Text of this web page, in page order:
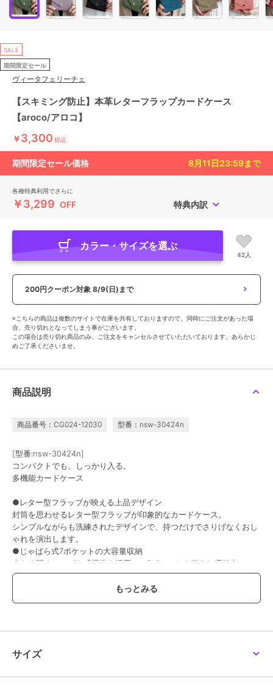
SALE
期間限定セール
ヴィータフェリーチェ
【スキミング防止】本革レターフラップカードケース
【aroco/アロコ】
￥3,300 税込
期間限定セール価格 8月11日23:59まで
各種特典利用でさらに
￥3,299 OFF 特典内訳
カラー・サイズを選ぶ
42人
200円クーポン対象 8/9(日)まで
※こちらの商品は複数のサイトで在庫を共有しておりますので、同時にご注文があった場
合、売り切れとなってしまう事がございます。
この場合は売り切れ商品のみ、ご注文をキャンセルさせていただいております。あらかじ
めご了承くださいませ。
商品説明
商品番号：CG024-12030 型番：nsw-30424n
[型番:nsw-30424n]
コンパクトでも、しっかり入る。
多機能カードケース
●レター型フラップが映える上品デザイン
封筒を思わせるレター型フラップが印象的なカードケース。
シンプルながらも洗練されたデザインで、持つだけでさりげなくおし
ゃれを演出します。
●じゃばら式7ポケットの大容量収納
大きく開くじゃばら式構造を採用し、7ポケットを備えた収納力。
カード類をひと目で確認でき、出し入れもスムーズです。
●折らずに収納できるフリーポケット付き
お札やレシートを折らずに収納できるポケットを配置。
ICカード情報を外部から読み取られにくい、スキミング防止機能を内
蔵。
サイズ